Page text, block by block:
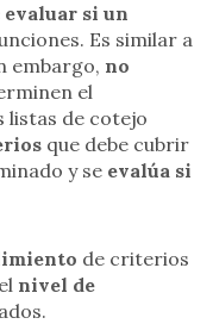
evaluar si un
Es similar a
embargo, no
el
listas de cotejo
que debe cubrir
y se evalúa si
de criterios
nivel de